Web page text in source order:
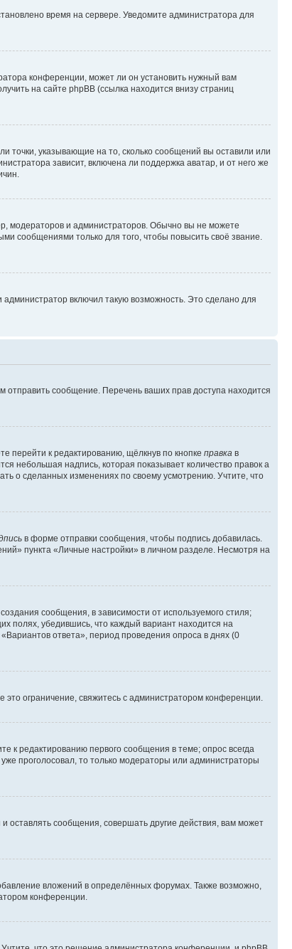
время на сервере. Уведомите администратора для
конференции, может ли он установить нужный вам
на сайте phpBB (ссылка находится внизу страниц
точки, указывающие на то, сколько сообщений вы оставили или
зависит, включена ли поддержка аватар, и от него же
модераторов и администраторов. Обычно вы не можете
сообщениями только для того, чтобы повысить своё звание.
включил такую возможность. Это сделано для
сообщение. Перечень ваших прав доступа находится
перейти к редактированию, щёлкнув по кнопке правка в
небольшая надпись, которая показывает количество правок а
о сделанных изменениях по своему усмотрению. Учтите, что
в форме отправки сообщения, чтобы подпись добавилась.
пункта «Личные настройки» в личном разделе. Несмотря на
сообщения, в зависимости от используемого стиля;
полях, убедившись, что каждый вариант находится на
ответа», период проведения опроса в днях (0
ограничение, свяжитесь с администратором конференции.
к редактированию первого сообщения в теме; опрос всегда
проголосовал, то только модераторы или администраторы
сообщения, совершать другие действия, вам может
вложений в определённых форумах. Также возможно,
конференции.